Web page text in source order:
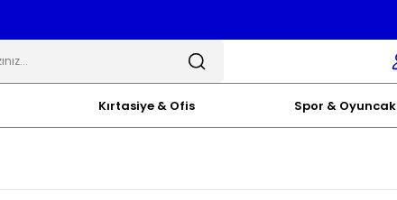
Kırtasiye & Ofis Spor & Oyuncak